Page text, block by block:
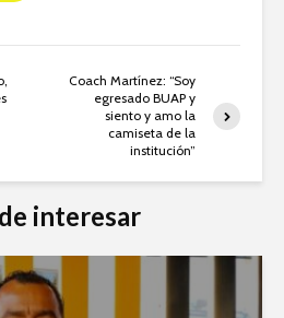
Coach Martínez: “Soy
egresado BUAP y
siento y amo la
camiseta de la
institución”
interesar